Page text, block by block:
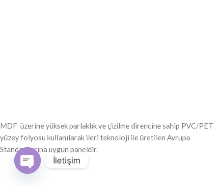
MDF üzerine yüksek parlaklık ve çizilme direncine sahip PVC/PET
yüzey folyosu kullanılarak ileri teknoloji ile üretilen Avrupa
Standartlarına uygun paneldir.
İletişim